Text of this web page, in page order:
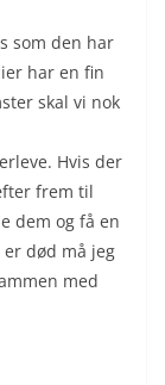
som den har
har en fin
skal vi nok
Hvis der
frem til
dem og få en
død må jeg
med